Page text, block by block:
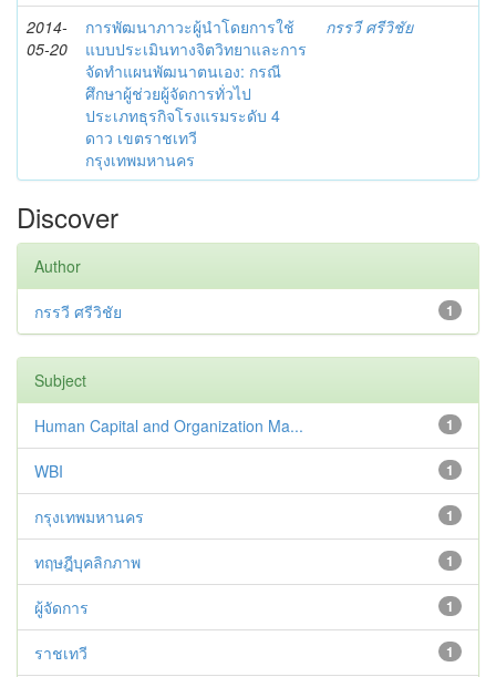
2014-
05-20
การพัฒนาภาวะผู้นำโดยการใช้
แบบประเมินทางจิตวิทยาและการ
จัดทำแผนพัฒนาตนเอง: กรณี
ศึกษาผู้ช่วยผู้จัดการทั่วไป
ประเภทธุรกิจโรงแรมระดับ 4
ดาว เขตราชเทวี
กรุงเทพมหานคร
กรรวี ศรีวิชัย
Discover
Author
1
กรรวี ศรีวิชัย
Subject
1
Human Capital and Organization Ma...
1
WBI
1
กรุงเทพมหานคร
1
ทฤษฎีบุคลิกภาพ
1
ผู้จัดการ
1
ราชเทวี